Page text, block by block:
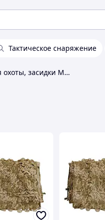
Тактическое снаряжение
Маскировка для охоты, засидки Militex